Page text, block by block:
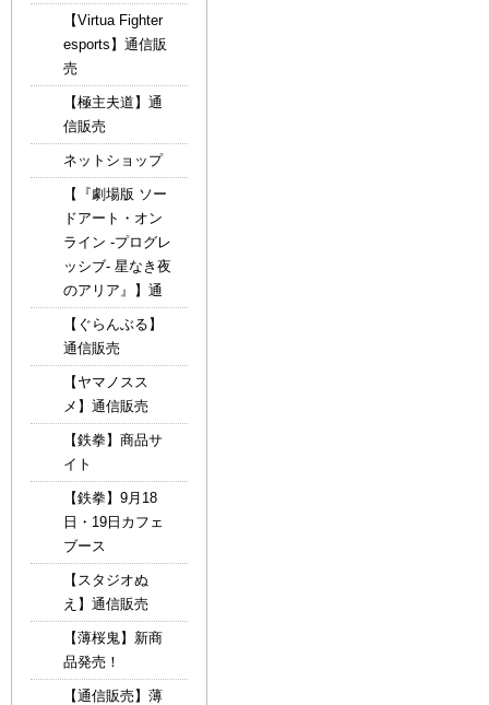
【Virtua Fighter
esports】通信販
売
【極主夫道】通
信販売
ネットショップ
【『劇場版 ソー
ドアート・オン
ライン -プログレ
ッシブ- 星なき夜
のアリア』】通
【ぐらんぶる】
通信販売
【ヤマノスス
メ】通信販売
【鉄拳】商品サ
イト
【鉄拳】9月18
日・19日カフェ
ブース
【スタジオぬ
え】通信販売
【薄桜鬼】新商
品発売！
【通信販売】薄